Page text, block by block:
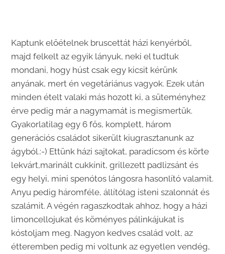
Kaptunk előételnek bruscettát házi kenyérből,
majd felkelt az egyik lányuk, neki el tudtuk
mondani, hogy húst csak egy kicsit kérünk
anyának, mert én vegetáriánus vagyok. Ezek után
minden ételt valaki más hozott ki, a süteményhez
érve pedig már a nagymamát is megismertük.
Gyakorlatilag egy 6 fős, komplett, három
generációs családot sikerült kiugrasztanunk az
ágyból.:-) Ettünk házi sajtokat, paradicsom és körte
lekvárt,marinált cukkínit, grillezett padlizsánt és
egy helyi, mini spenótos lángosra hasonlító valamit.
Anyu pedig háromféle, állítólag isteni szalonnát és
szalámit. A végén ragaszkodtak ahhoz, hogy a házi
limoncellojukat és köményes pálinkájukat is
kóstoljam meg. Nagyon kedves család volt, az
étteremben pedig mi voltunk az egyetlen vendég,